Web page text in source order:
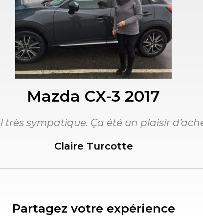
Mazda CX-3 2017
sympatique. Ça été un plaisir
Claire Turcotte
Partagez votre expérience​